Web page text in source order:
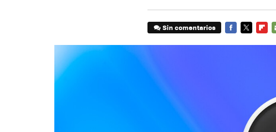
Sin comentarios